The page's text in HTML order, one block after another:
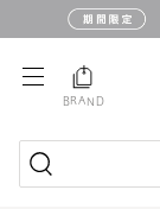
BRAND